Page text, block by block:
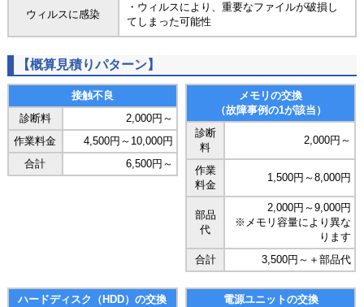
ウィルスに感染
・ウィルスにより、重要なファイルが破損し
てしまった可能性
【概算見積りパターン】
接触不良
診断料
2,000円～
作業料金
4,500円～10,000円
合計
6,500円～
メモリの交換
（故障事例の1が該当）
診断
料
2,000円～
作業
料金
1,500円～8,000円
部品
代
2,000円～9,000円
※メモリ容量により異な
ります
合計
3,500円～＋部品代
ハードディスク（HDD）の交換
電源ユニットの交換